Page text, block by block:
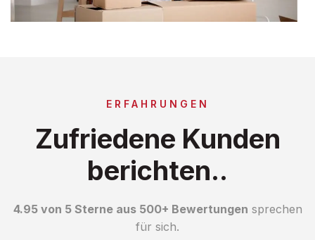
ERFAHRUNGEN
Zufriedene Kunden
berichten..
4.95 von 5 Sterne aus 500+ Bewertungen sprechen
für sich.